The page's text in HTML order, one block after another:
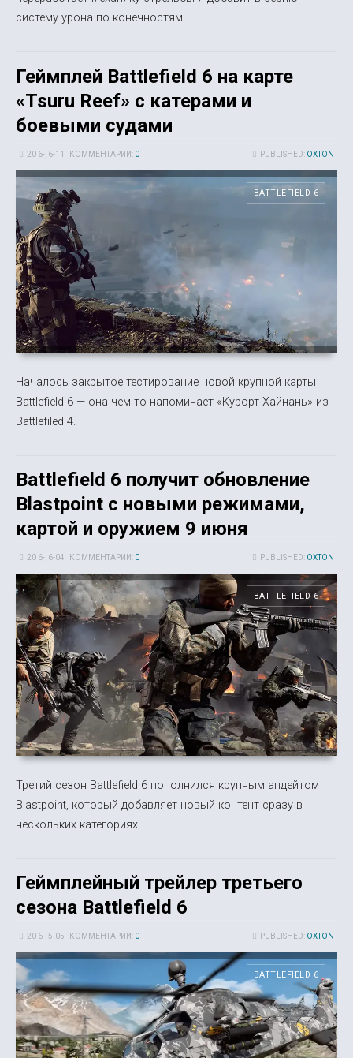
систему урона по конечностям.
Геймплей Battlefield 6 на карте
«Tsuru Reef» с катерами и
боевыми судами
PUBLISHED: OXTON
20 6-, 6-11 КОММЕНТАРИИ: 0
BATTLEFIELD 6
Началось закрытое тестирование новой крупной карты
Battlefield 6 — она чем-то напоминает «Курорт Хайнань» из
Battlefiled 4.
Battlefield 6 получит обновление
Blastpoint с новыми режимами,
картой и оружием 9 июня
PUBLISHED: OXTON
20 6-, 6-04 КОММЕНТАРИИ: 0
BATTLEFIELD 6
Третий сезон Battlefield 6 пополнился крупным апдейтом
Blastpoint, который добавляет новый контент сразу в
нескольких категориях.
Геймплейный трейлер третьего
сезона Battlefield 6
PUBLISHED: OXTON
20 6-, 5-05 КОММЕНТАРИИ: 0
BATTLEFIELD 6